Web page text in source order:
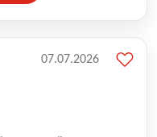
07.07.2026